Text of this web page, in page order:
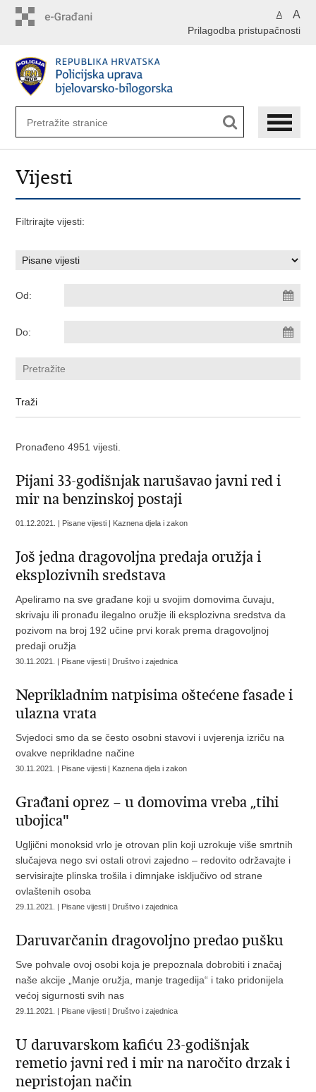
A A
Prilagodba pristupačnosti
Vijesti
Filtrirajte vijesti:
Od:
Do:
Pronađeno 4951 vijesti.
Pijani 33-godišnjak narušavao javni red i
mir na benzinskoj postaji
01.12.2021. | Pisane vijesti | Kaznena djela i zakon
Još jedna dragovoljna predaja oružja i
eksplozivnih sredstava
Apeliramo na sve građane koji u svojim domovima čuvaju,
skrivaju ili pronađu ilegalno oružje ili eksplozivna sredstva da
pozivom na broj 192 učine prvi korak prema dragovoljnoj
predaji oružja
30.11.2021. | Pisane vijesti | Društvo i zajednica
Neprikladnim natpisima oštećene fasade i
ulazna vrata
Svjedoci smo da se često osobni stavovi i uvjerenja izriču na
ovakve neprikladne načine
30.11.2021. | Pisane vijesti | Kaznena djela i zakon
Građani oprez – u domovima vreba „tihi
ubojica"
Ugljični monoksid vrlo je otrovan plin koji uzrokuje više smrtnih
slučajeva nego svi ostali otrovi zajedno – redovito održavajte i
servisirajte plinska trošila i dimnjake isključivo od strane
ovlaštenih osoba
29.11.2021. | Pisane vijesti | Društvo i zajednica
Daruvarčanin dragovoljno predao pušku
Sve pohvale ovoj osobi koja je prepoznala dobrobiti i značaj
naše akcije „Manje oružja, manje tragedija“ i tako pridonijela
većoj sigurnosti svih nas
29.11.2021. | Pisane vijesti | Društvo i zajednica
U daruvarskom kafiću 23-godišnjak
remetio javni red i mir na naročito drzak i
nepristojan način